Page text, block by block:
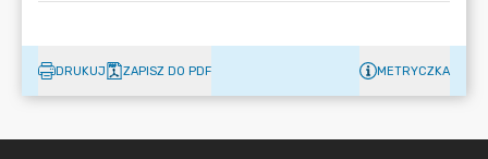
DRUKUJ ZAPISZ DO PDF METRYCZKA